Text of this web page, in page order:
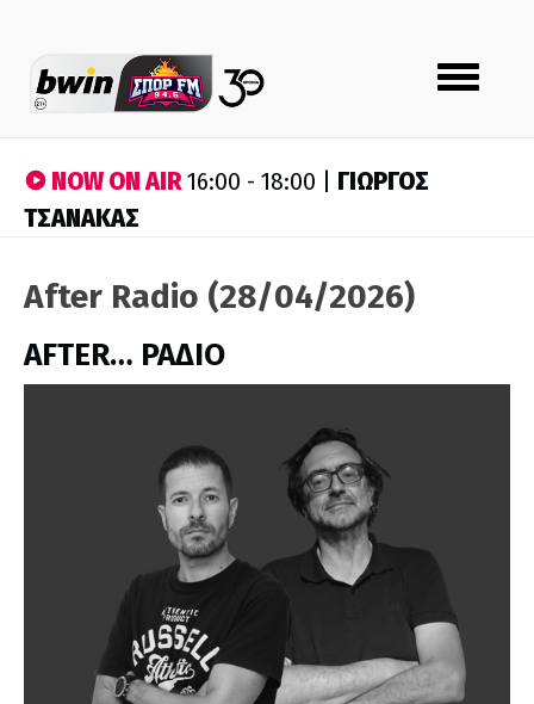
Toggle
navigation
NOW ON AIR16:00 - 18:00 | ΓΙΩΡΓΟΣ
ΤΣΑΝΑΚΑΣ
After Radio (28/04/2026)
AFTER… ΡΑΔΙΟ